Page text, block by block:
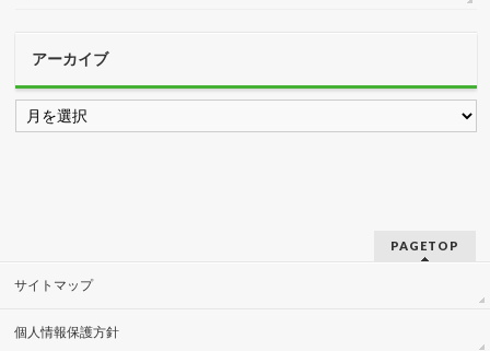
アーカイブ
ア
ー
カ
PAGETOP
サイトマップ
個人情報保護方針